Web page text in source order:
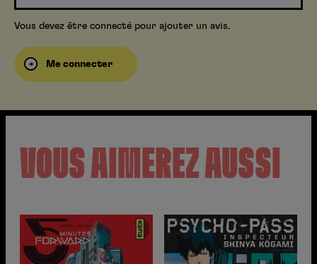
Vous devez être connecté pour ajouter un avis.
Me connecter
VOUS AIMEREZ AUSSI